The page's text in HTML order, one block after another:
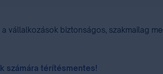
vállalkozások biztonságos, szakmailag
számára térítésmentes!⁣⁣⁣